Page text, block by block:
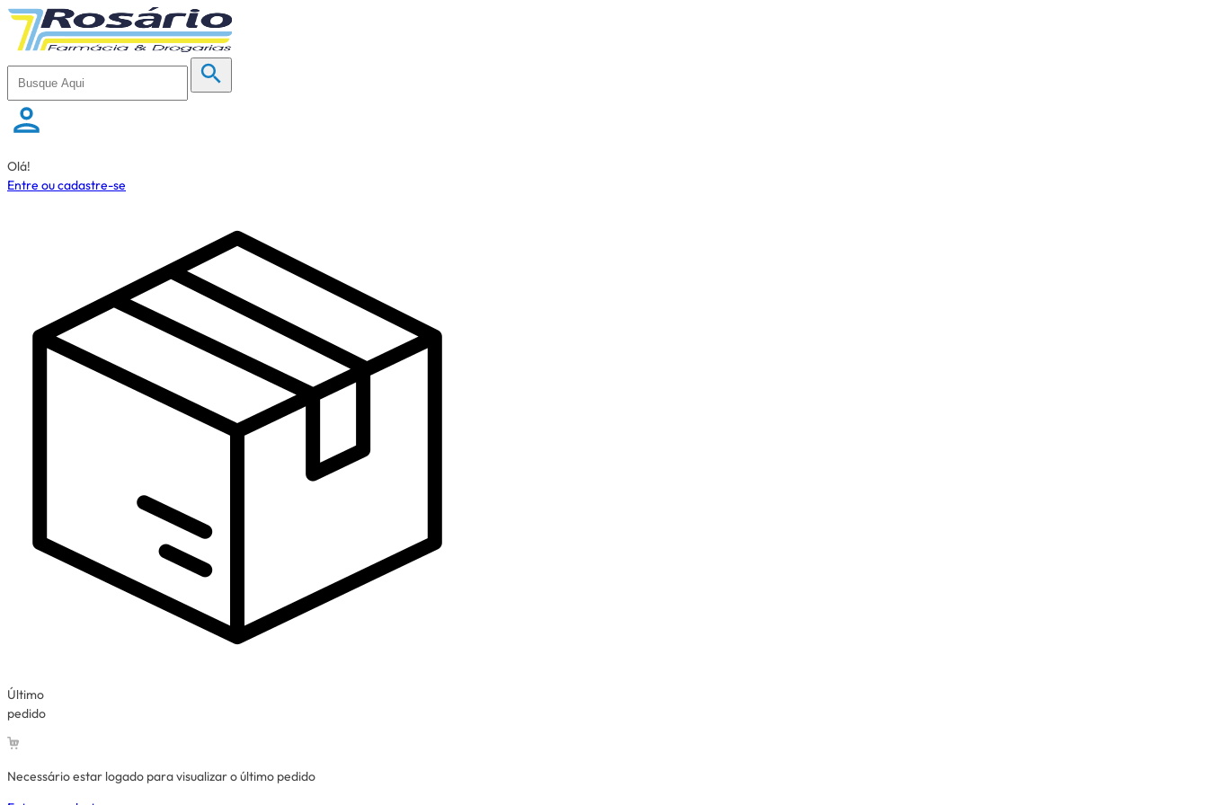
Olá!
Entre ou cadastre-se
Último
pedido
Necessário estar logado para visualizar o último pedido